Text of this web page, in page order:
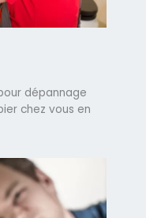
dépannage
chez vous en